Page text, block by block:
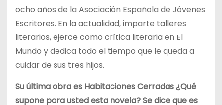
ocho años de la Asociación Española de Jóvenes
Escritores. En la actualidad, imparte talleres
literarios, ejerce como crítica literaria en El
Mundo y dedica todo el tiempo que le queda a
cuidar de sus tres hijos.
Su última obra es Habitaciones Cerradas ¿Qué
supone para usted esta novela? Se dice que es